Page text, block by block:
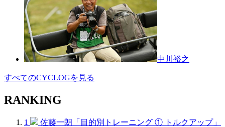
中川裕之
すべてのCYCLOGを見る
RANKING
1
佐藤一朗「目的別トレーニング ① トルクアップ」